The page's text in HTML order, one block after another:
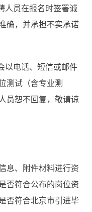
人员在报名时签署诚
确，并承担不实承诺
以电话、短信或邮件
测试（含专业测
员恕不回复，敬请谅
息、附件材料进行资
否符合公布的岗位资
否符合北京市引进毕